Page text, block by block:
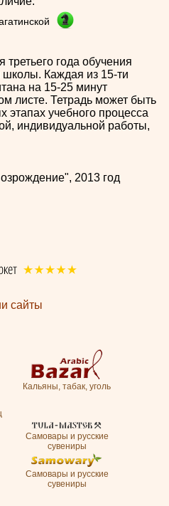
третьего года обучения
Каждая из 15-ти
на 15-25 минут
листе. Тетрадь может быть
этапах учебного процесса
индивидуальной работы,
2013 год
сайты
Кальяны, табак, уголь
Самовары и русские
сувениры
Самовары и русские
сувениры